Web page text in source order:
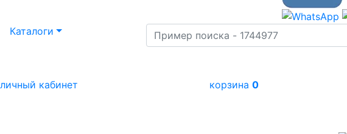
Каталоги
личный кабинет корзина 0